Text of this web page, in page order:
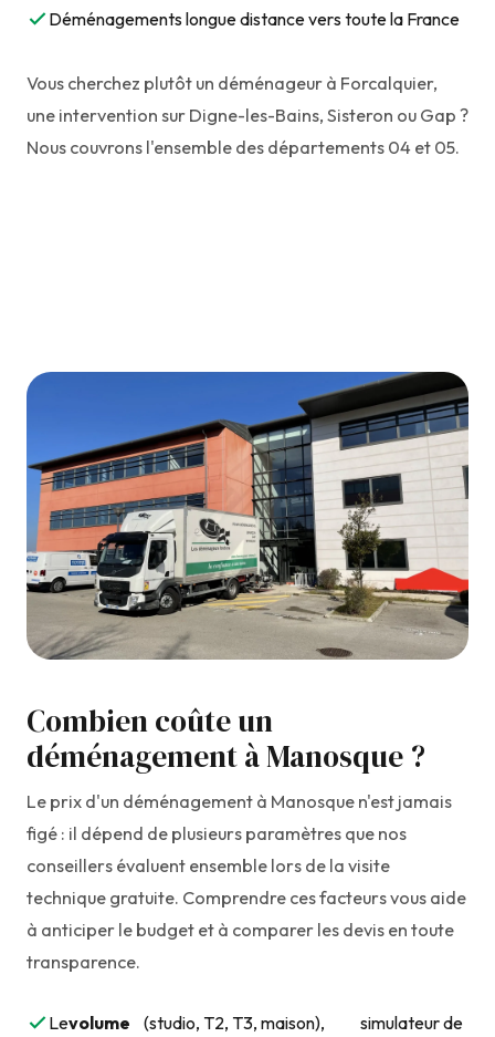
Déménagements longue distance vers toute la France
Vous cherchez plutôt un déménageur à Forcalquier,
une intervention sur Digne-les-Bains, Sisteron ou Gap ?
Nous couvrons l'ensemble des départements 04 et 05.
Combien coûte un
déménagement à Manosque ?
Le prix d'un déménagement à Manosque n'est jamais
figé : il dépend de plusieurs paramètres que nos
conseillers évaluent ensemble lors de la visite
technique gratuite. Comprendre ces facteurs vous aide
à anticiper le budget et à comparer les devis en toute
transparence.
Levolume
(studio, T2, T3, maison),
simulateur de